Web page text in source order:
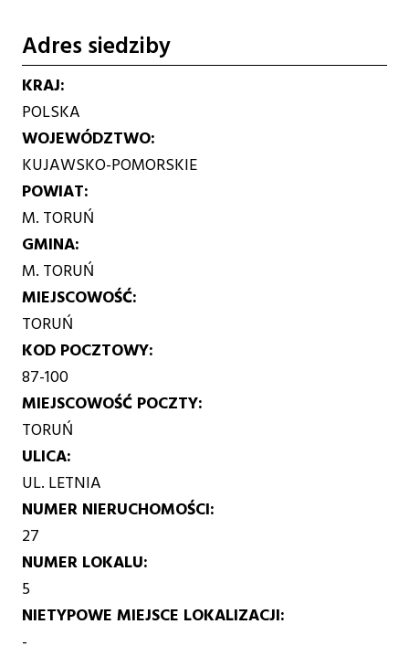
Adres siedziby
KRAJ
POLSKA
WOJEWÓDZTWO
KUJAWSKO-POMORSKIE
POWIAT
M. TORUŃ
GMINA
M. TORUŃ
MIEJSCOWOŚĆ
TORUŃ
KOD POCZTOWY
87-100
MIEJSCOWOŚĆ POCZTY
TORUŃ
ULICA
UL. LETNIA
NUMER NIERUCHOMOŚCI
27
NUMER LOKALU
5
NIETYPOWE MIEJSCE LOKALIZACJI
-